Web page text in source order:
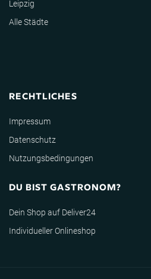
Leipzig
Alle Städte
RECHTLICHES
Impressum
Datenschutz
Nutzungsbedingungen
DU BIST GASTRONOM?
Dein Shop auf Deliver24
Individueller Onlineshop